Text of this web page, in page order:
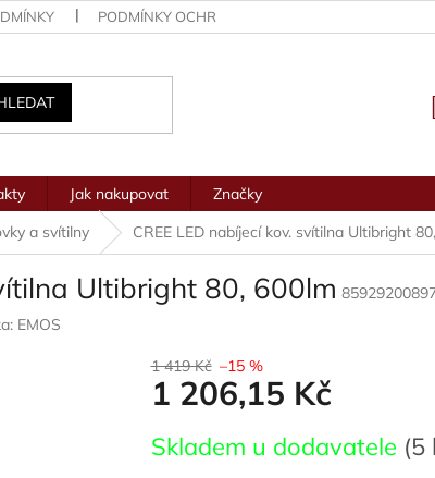
PODMÍNKY OCHRANY OSOBNÍCH ÚDAJŮ
Jak nakupovat
Značky
a svítilny CREE LED nabíjecí kov. svítilna Ultibright
Ultibright 80, 600lm
EMOS
1 419 Kč –15 %
1 206,15 Kč
cena:
Skladem u dodavatele (5